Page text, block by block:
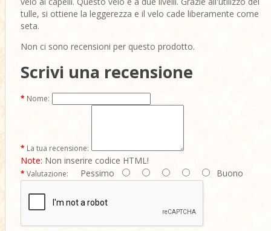
tulle, si ottiene la leggerezza e il velo cade liberamente come
seta.
Non ci sono recensioni per questo prodotto.
Scrivi una recensione
Nome:
La tua recensione:
Note: Non inserire codice HTML!
Valutazione: Pessimo Buono